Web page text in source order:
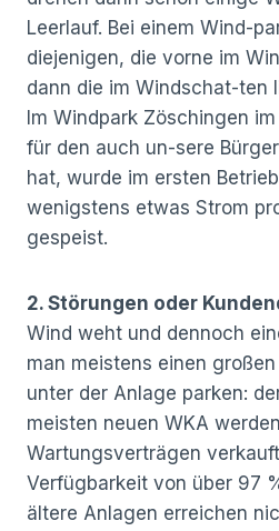
Leerlauf. Bei einem Wind-
diejenigen, die vorne im
dann die im Windschat-ten
Im Windpark Zöschingen
für den auch un-sere
hat, wurde im ersten
wenigstens etwas Strom
gespeist.
2. Störungen oder
Wind weht und dennoch
man meistens einen
unter der Anlage parken:
meisten neuen WKA
Wartungsverträgen
Verfügbarkeit von über 97
ältere Anlagen erreichen